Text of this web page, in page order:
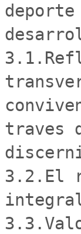
traves
3.2.El